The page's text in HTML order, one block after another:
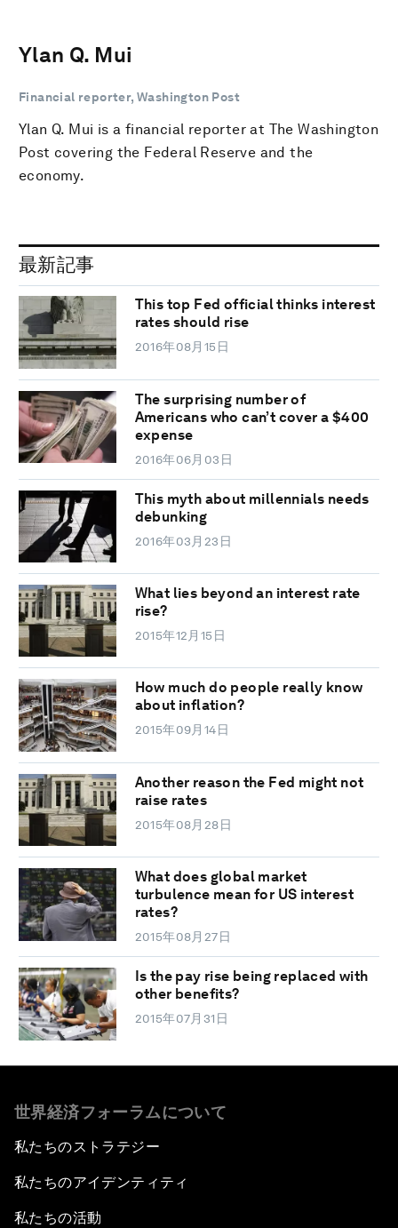
Ylan Q. Mui
Financial reporter, Washington Post
Ylan Q. Mui is a financial reporter at The Washington
Post covering the Federal Reserve and the
economy.
最新記事
This top Fed official thinks interest
rates should rise
2016年08月15日
The surprising number of
Americans who can’t cover a $400
expense
2016年06月03日
This myth about millennials needs
debunking
2016年03月23日
What lies beyond an interest rate
rise?
2015年12月15日
How much do people really know
about inflation?
2015年09月14日
Another reason the Fed might not
raise rates
2015年08月28日
What does global market
turbulence mean for US interest
rates?
2015年08月27日
Is the pay rise being replaced with
other benefits?
2015年07月31日
世界経済フォーラムについて
私たちのストラテジー
私たちのアイデンティティ
私たちの活動